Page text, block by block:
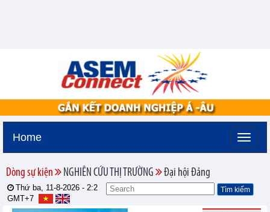
Home
Dòng sự kiện NGHIÊN CỨU THỊ TRƯỜNG Đại hội Đảng
Thứ ba, 11-8-2026 - 2:2
GMT+7